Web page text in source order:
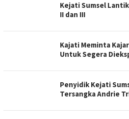
Kejati Sumsel
II dan III
Kajati Meminta
Untuk Segera
Penyidik Kejati
Tersangka Andrie